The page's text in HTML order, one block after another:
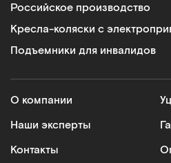
Российское производство
Кресла-коляски с
Подъемники для инвалидов
О компании
Наши эксперты
Контакты